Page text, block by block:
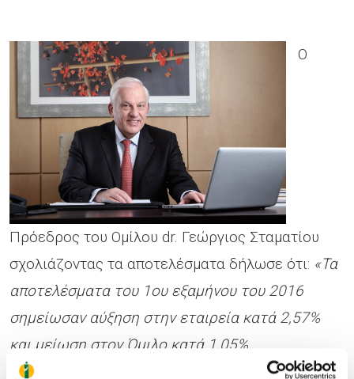
Ο
Πρόεδρος του Ομίλου dr. Γεώργιος Σταματίου
σχολιάζοντας τα αποτελέσματα δήλωσε ότι: «Τα
αποτελέσματα του 1ου εξαμήνου του 2016
σημείωσαν αύξηση στην εταιρεία κατά 2,57%
και μείωση στον Όμιλο κατά 1,05%.
Αξιοσημείωτο στοιχείο είναι ότι
η αύξηση του